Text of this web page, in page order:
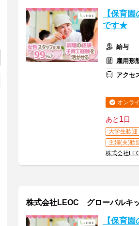
【保育
です★
給与
雇用形
アクセ
オンラ
あと 1日
大学生歓迎
主婦(夫)歓
株式会社
株式会社LEOC グローバルキ
【保育